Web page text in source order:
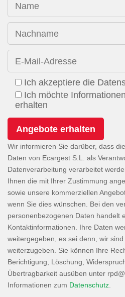
Name
Nachname
E-Mail-Adresse
Ich akzeptiere die
Ich möchte
erhalten
Wir informieren Sie darüber, dass
Daten von Ecargest S.L. als
Datenverarbeitung verarbeitet
Ihnen die mit Ihrer Zustimmung
sowie unsere kommerziellen
wenn Sie dies wünschen. Bei den
personenbezogenen Daten handelt
Kontaktinformationen. Ihre Daten
weitergegeben, es sei denn, wir
weiterzugeben. Sie können Ihre
Berichtigung, Löschung,
Übertragbarkeit ausüben unter
Informationen zum Datenschutz